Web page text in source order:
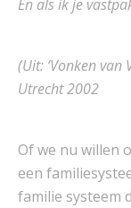
En als ik je
(Uit: ‘Vonken van
Utrecht 2002
Of we nu willen
een
familie systeem